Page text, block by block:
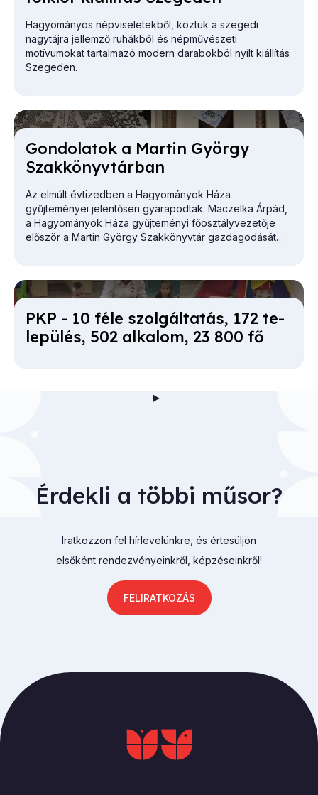
Hagyományos népviseletekből, köztük a szegedi
nagytájra jellemző ruhákból és népművészeti
motívumokat tartalmazó modern darabokból nyílt kiállítás
Szegeden.
Gon­do­la­tok a Mar­tin György
Szak­könyv­tár­ban
Az elmúlt évtizedben a Hagyományok Háza
gyűjteményei jelentősen gyarapodtak. Maczelka Árpád,
a Hagyományok Háza gyűjteményi főosztályvezetője
először a Martin György Szakkönyvtár gazdagodását
PKP - 10 fé­le szol­gál­ta­tás, 172 te­
le­pü­lés, 502 al­ka­lom, 23 800 fő
Érdekli a többi műsor?
Iratkozzon fel hírlevelünkre, és értesüljön
elsőként rendezvényeinkről, képzéseinkről!
FELIRATKOZÁS